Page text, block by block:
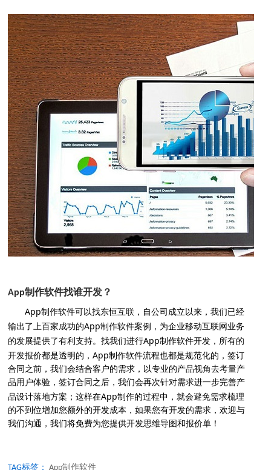
App制作软件找谁开发？
App制作软件可以找东恒互联，自公司成立以来，我们已经
输出了上百家成功的App制作软件案例，为企业移动互联网业务
的发展提供了有利支持。找我们进行App制作软件开发，所有的
开发报价都是透明的， App制作软件流程也都是规范化的，签订
合同之前，我们会结合客户的需求，以专业的产品视角去考量产
品用户体验，签订合同之后，我们会再次针对需求进一步完善产
品设计落地方案；这样在App制作的过程中，就会避免需求梳理
的不到位增加您额外的开发成本，如果您有开发的需求，欢迎与
我们沟通，我们将免费为您提供开发思维导图和报价单！
TAG标签： App制作软件